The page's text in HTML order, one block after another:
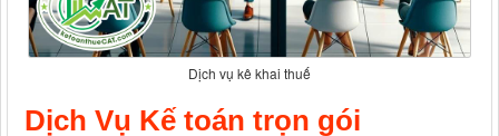
Dịch vụ kê khai thuế
Dịch Vụ Kế toán trọn gói